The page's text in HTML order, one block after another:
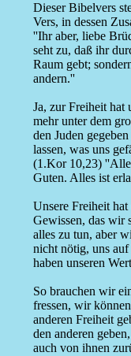
Dieser Bibelvers
Vers, in dessen
''Ihr aber, liebe
seht zu, daß ihr
Raum gebt;
andern.''
Ja, zur Freiheit hat
mehr unter dem
den Juden
lassen, was uns
(1.Kor 10,23)
Guten. Alles ist
Unsere Freiheit hat
Gewissen, das wir
alles zu tun, aber
nicht nötig, uns
haben unseren
So brauchen wir
fressen, wir
anderen Freiheit
den anderen
auch von ihnen